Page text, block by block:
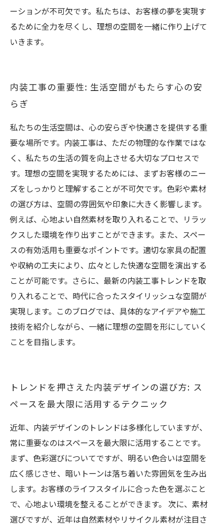
ーションが不可欠です。私たちは、お客様の夢を実現す
るために全力を尽くし、理想の空間を一緒に作り上げて
いきます。
内装工事の重要性: 生活空間がもたらす心の安
らぎ
私たちの生活空間は、心の安らぎや快適さを提供する重
要な場所です。内装工事は、ただの物理的な作業ではな
く、私たちの生活の質を向上させる大切なプロセスで
す。理想の空間を実現するためには、まずお客様のニー
ズをしっかりと理解することが不可欠です。色彩や素材
の選び方は、空間の雰囲気や印象に大きく影響します。
例えば、心地よい自然素材を取り入れることで、リラッ
クスした環境を作り出すことができます。また、スペー
スの有効活用も重要なポイントです。適切な家具の配置
や収納の工夫により、広々とした快適な空間を演出する
ことが可能です。さらに、最新の内装工事トレンドを取
り入れることで、時代に合ったスタイリッシュな空間が
実現します。このブログでは、具体的なアイデアや施工
技術を紹介しながら、一緒に理想の空間を形にしていく
ことを目指します。
トレンドを押さえた内装デザインの選び方: ス
ペースを最大限に活用するテクニック
近年、内装デザインのトレンドは多様化していますが、
常に重要なのはスペースを最大限に活用することです。
まず、色彩選びについてですが、明るい色合いは空間を
広く感じさせ、暗いトーンは落ち着いた雰囲気を生み出
します。お客様のライフスタイルに合った色を選ぶこと
で、心地よい環境を整えることができます。 次に、素材
選びですが、近年は自然素材やリサイクル素材が注目さ